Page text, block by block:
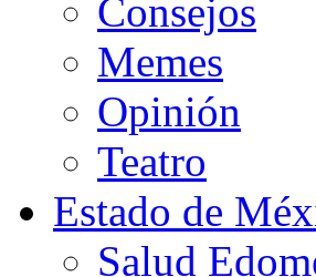
Consejos
Memes
Opinión
Teatro
Estado de
Salud